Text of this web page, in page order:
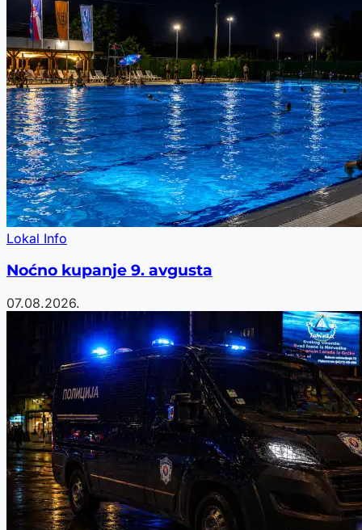
Lokal Info
Noćno kupanje 9. avgusta
07.08.2026.